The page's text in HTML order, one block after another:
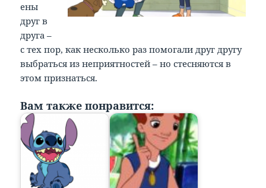
ены
друг в
друга –
с тех пор, как несколько раз помогали друг другу
выбраться из неприятностей – но стесняются в
этом признаться.
Вам также понравится: